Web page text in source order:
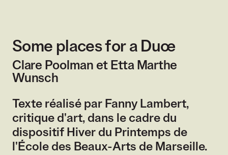
Some places for a Duœ
Clare Poolman et Etta Marthe
Wunsch
Texte réalisé par Fanny Lambert,
critique d'art, dans le cadre du
dispositif Hiver du Printemps de
l'École des Beaux-Arts de Marseille.